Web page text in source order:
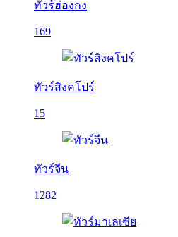
ทัวร์ฮ่องกง
169
ทัวร์สิงคโปร์
15
ทัวร์จีน
1282